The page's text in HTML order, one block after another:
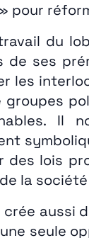
du
ses
les
Il
lois
la
seule